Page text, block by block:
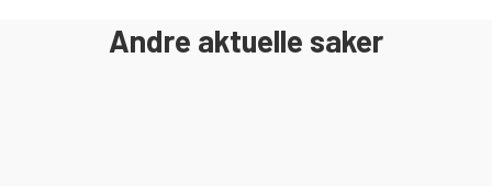
Andre aktuelle saker